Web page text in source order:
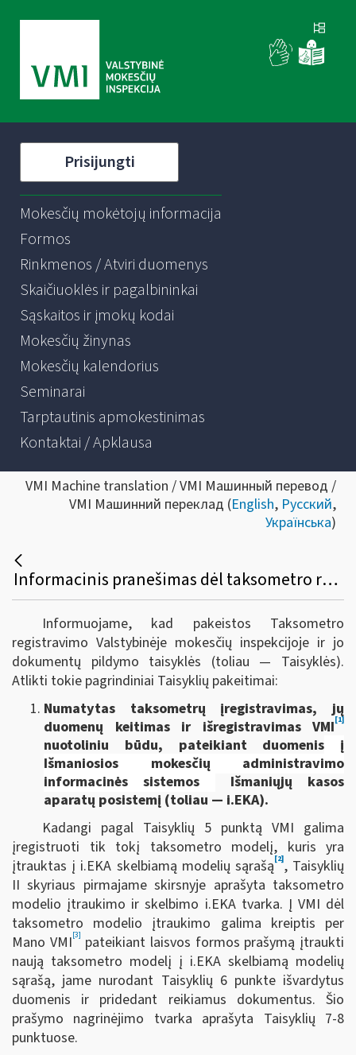
Prisijungti
Mokesčių mokėtojų informacija
Formos
Rinkmenos / Atviri duomenys
Skaičiuoklės ir pagalbininkai
Sąskaitos ir įmokų kodai
Mokesčių žinynas
Mokesčių kalendorius
Seminarai
Tarptautinis apmokestinimas
Kontaktai / Apklausa
VMI Machine translation / VMI Машинный перевод /
VMI Машинний переклад (English, Русский,
Українська)
Informacinis pranešimas dėl taksometro registravimo VMI ir jo dokumentų pildymo taisyklių pakeitimo
Informuojame, kad pakeistos Taksometro
registravimo Valstybinėje mokesčių inspekcijoje ir jo
dokumentų pildymo taisyklės (toliau — Taisyklės).
Atlikti tokie pagrindiniai Taisyklių pakeitimai:
Numatytas taksometrų įregistravimas, jų
duomenų keitimas ir išregistravimas VMI[1]
nuotoliniu būdu, pateikiant duomenis į
Išmaniosios mokesčių administravimo
informacinės sistemos
Išmaniųjų kasos
aparatų posistemį (toliau — i.EKA).
Kadangi pagal Taisyklių 5 punktą VMI galima
įregistruoti tik tokį taksometro modelį, kuris yra
įtrauktas į i.EKA skelbiamą modelių sąrašą[2], Taisyklių
II skyriaus pirmajame skirsnyje aprašyta taksometro
modelio įtraukimo ir skelbimo i.EKA tvarka. Į VMI dėl
taksometro modelio įtraukimo galima kreiptis per
Mano VMI[3] pateikiant laisvos formos prašymą įtraukti
naują taksometro modelį į i.EKA skelbiamą modelių
sąrašą, jame nurodant Taisyklių 6 punkte išvardytus
duomenis ir pridedant reikiamus dokumentus. Šio
prašymo nagrinėjimo tvarka aprašyta Taisyklių 7-8
punktuose.